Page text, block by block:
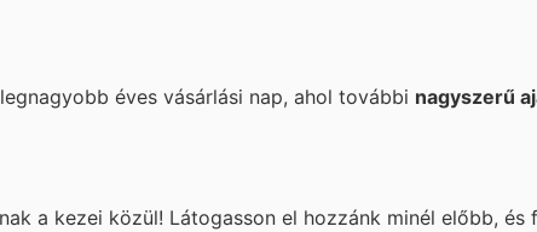
éves vásárlási nap, ahol további nagyszerű
a kezei közül! Látogasson el hozzánk minél előbb, és